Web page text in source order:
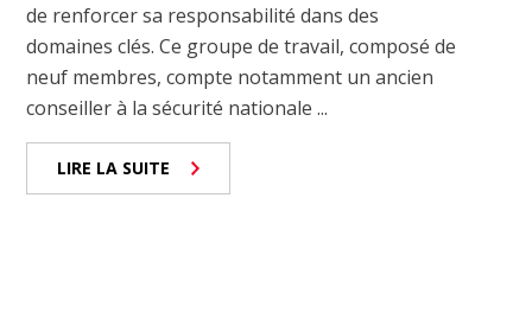
de renforcer sa responsabilité dans des
domaines clés. Ce groupe de travail, composé de
neuf membres, compte notamment un ancien
conseiller à la sécurité nationale ...
LIRE LA SUITE